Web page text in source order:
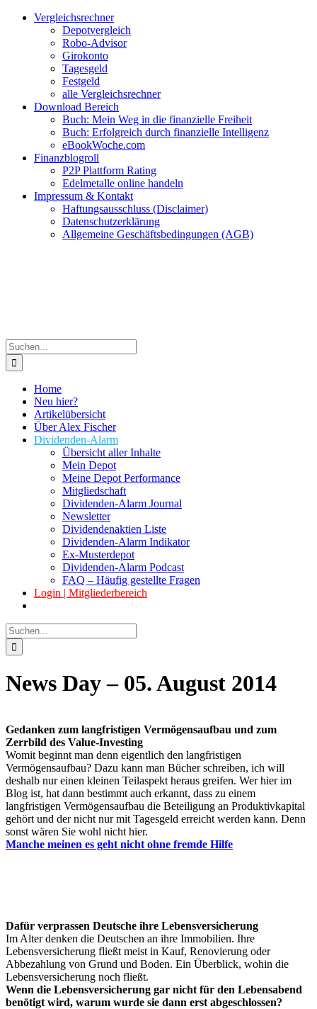
Zum
Facebook
Twitter
Instagram
Pinterest
YouTubeVergleichsrechner
Depotvergleich
Robo-Advisor
Girokonto
Tagesgeld
Festgeld
alle Vergleichsrechner
Download Bereich
Buch: Mein Weg in die finanzielle Freiheit
Buch: Erfolgreich durch finanzielle Intelligenz
eBookWoche.com
Finanzblogroll
P2P Plattform Rating
Edelmetalle online handeln
Impressum & Kontakt
Haftungsausschluss (Disclaimer)
Datenschutzerklärung
Allgemeine Geschäftsbedingungen (AGB)
Suche
nach:
Home
Neu hier?
Artikelübersicht
Über Alex Fischer
Dividenden-Alarm
Übersicht aller Inhalte
Mein Depot
Meine Depot Performance
Mitgliedschaft
Dividenden-Alarm Journal
Newsletter
Dividendenaktien Liste
Dividenden-Alarm Indikator
Ex-Musterdepot
Dividenden-Alarm Podcast
FAQ – Häufig gestellte Fragen
Login | Mitgliederbereich
Suche
nach:
News Day – 05. August 2014
Gedanken zum langfristigen Vermögensaufbau und zum
Zerrbild des Value-Investing
Womit beginnt man denn eigentlich den langfristigen
Vermögensaufbau? Dazu kann man Bücher schreiben, ich will
deshalb nur einen kleinen Teilaspekt heraus greifen. Wer hier im
Blog ist, hat dann bestimmt auch erkannt, dass zu einem
langfristigen Vermögensaufbau die Beteiligung an Produktivkapital
gehört und der nicht nur mit Tagesgeld erreicht werden kann. Denn
sonst wären Sie wohl nicht hier.
Manche meinen es geht nicht ohne fremde Hilfe
Dafür verprassen Deutsche ihre Lebensversicherung
Im Alter denken die Deutschen an ihre Immobilien. Ihre
Lebensversicherung fließt meist in Kauf, Renovierung oder
Abbezahlung von Grund und Boden. Ein Überblick, wohin die
Lebensversicherung noch fließt.
Wenn die Lebensversicherung gar nicht für den Lebensabend
benötigt wird, warum wurde sie dann erst abgeschlossen?